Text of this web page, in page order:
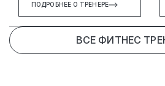
ПОДРОБНЕЕ О ТРЕНЕРЕ
ВСЕ ФИТНЕС